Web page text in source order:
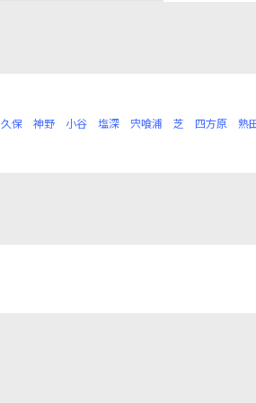
久保 神野 小谷 塩深 宍喰浦 芝 四方原 熟